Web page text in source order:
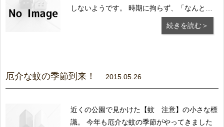
しないようです。 時期に拘らず、「なんとな
く暑くなったから、寒くなったから」 と、天
気予報の気温をチェツクしながら衣替えをする
済ま...
続きを読む＞
厄介な蚊の季節到来！ 2015.05.26
近くの公園で見かけた【蚊 注意】の小さな標
識。 今年も厄介な蚊の季節がやってきました